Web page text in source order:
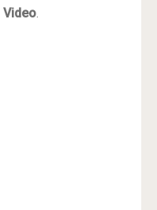
Video.